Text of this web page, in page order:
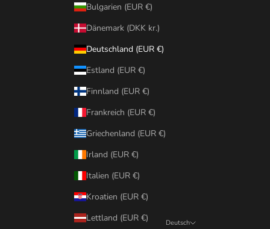
Bulgarien (EUR €)
Dänemark (DKK kr.)
Deutschland (EUR €)
Estland (EUR €)
Finnland (EUR €)
Frankreich (EUR €)
Griechenland (EUR €)
Irland (EUR €)
Italien (EUR €)
Kroatien (EUR €)
Lettland (EUR €)
Deutsch